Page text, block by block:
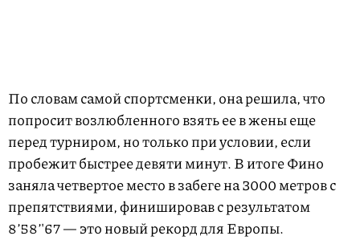
По словам самой спортсменки, она решила, что
попросит возлюбленного взять ее в жены еще
перед турниром, но только при условии, если
пробежит быстрее девяти минут. В итоге Фино
заняла четвертое место в забеге на 3000 метров с
препятствиями, финишировав с результатом
8’58’'67 — это новый рекорд для Европы.